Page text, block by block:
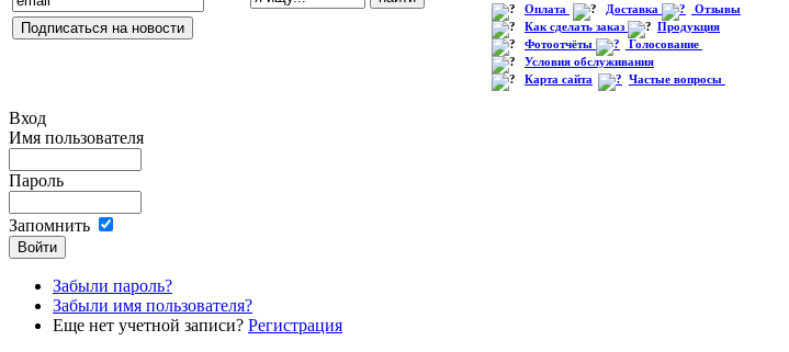
Оплата Доставка
Отзывы
Как сделать заказ
Продукция
Фотоотчёты
Голосование
Условия обслуживания
Карта сайта
Частые вопросы
Вход
Имя пользователя
Пароль
Запомнить
Забыли пароль?
Забыли имя пользователя?
Еще нет учетной записи? Регистрация